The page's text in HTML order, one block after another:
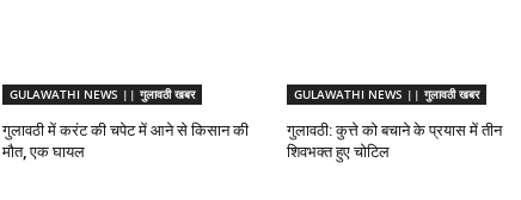
GULAWATHI NEWS || गुलावठी खबर
गुलावठी में करंट की चपेट में आने से किसान की
मौत, एक घायल
GULAWATHI NEWS || गुलावठी खबर
गुलावठी: कुत्ते को बचाने के प्रयास में तीन
शिवभक्त हुए चोटिल